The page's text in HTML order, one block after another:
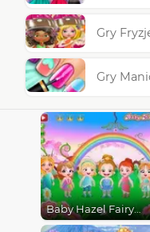
Gry
Gry
Baby Hazel Fairyland Ballet